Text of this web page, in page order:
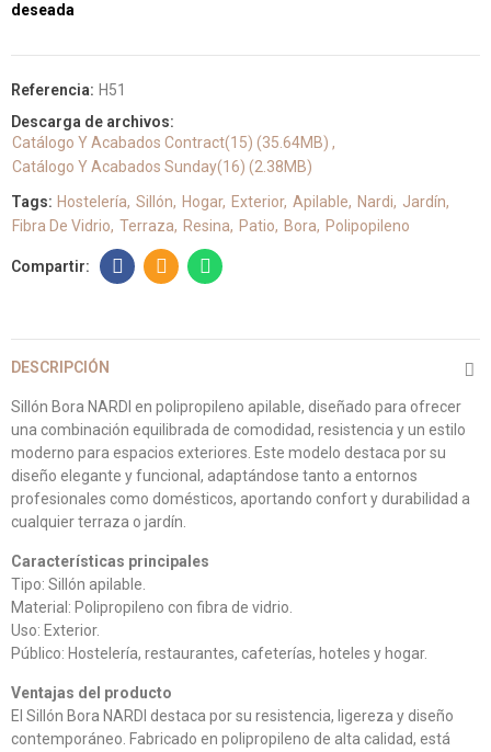
deseada
Referencia: H51
Descarga de archivos:
Catálogo Y Acabados Contract(15) (35.64MB)
Catálogo Y Acabados Sunday(16) (2.38MB)
Tags: Hostelería Sillón Hogar Exterior Apilable Nardi
Jardín
Fibra De Vidrio Terraza Resina Patio Bora Polipopileno
DESCRIPCIÓN
Sillón Bora NARDI en polipropileno apilable, diseñado para ofrecer
una combinación equilibrada de comodidad, resistencia y un estilo
moderno para espacios exteriores. Este modelo destaca por su
diseño elegante y funcional, adaptándose tanto a entornos
profesionales como domésticos, aportando confort y durabilidad a
cualquier terraza o jardín.
Características principales
Tipo: Sillón apilable.
Material: Polipropileno con fibra de vidrio.
Uso: Exterior.
Público: Hostelería, restaurantes, cafeterías, hoteles y hogar.
Ventajas del producto
El Sillón Bora NARDI destaca por su resistencia, ligereza y diseño
contemporáneo. Fabricado en polipropileno de alta calidad, está